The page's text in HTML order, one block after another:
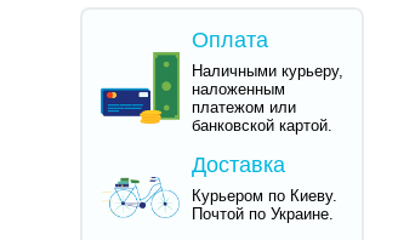
Оплата
Наличными курьеру,
наложенным
платежом или
банковской картой.
Доставка
Курьером по Киеву.
Почтой по Украине.